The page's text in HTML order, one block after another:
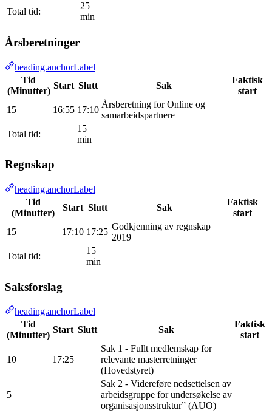
Total tid:
25
min
Årsberetninger
heading.anchorLabel
Tid
(Minutter)
Start Slutt Sak
Faktisk
start
15
16:55 17:10
Årsberetning for Online og
samarbeidspartnere
Total tid:
15
min
Regnskap
heading.anchorLabel
Tid
(Minutter)
Start Slutt Sak
Faktisk
start
15
17:10 17:25
Godkjenning av regnskap
2019
Total tid:
15
min
Saksforslag
heading.anchorLabel
Tid
(Minutter)
Start Slutt Sak
Faktisk
start
10 17:25
Sak 1 - Fullt medlemskap for
relevante masterretninger
(Hovedstyret)
5
Sak 2 - Videreføre nedsettelsen av
arbeidsgruppe for undersøkelse av
organisasjonsstruktur” (AUO)